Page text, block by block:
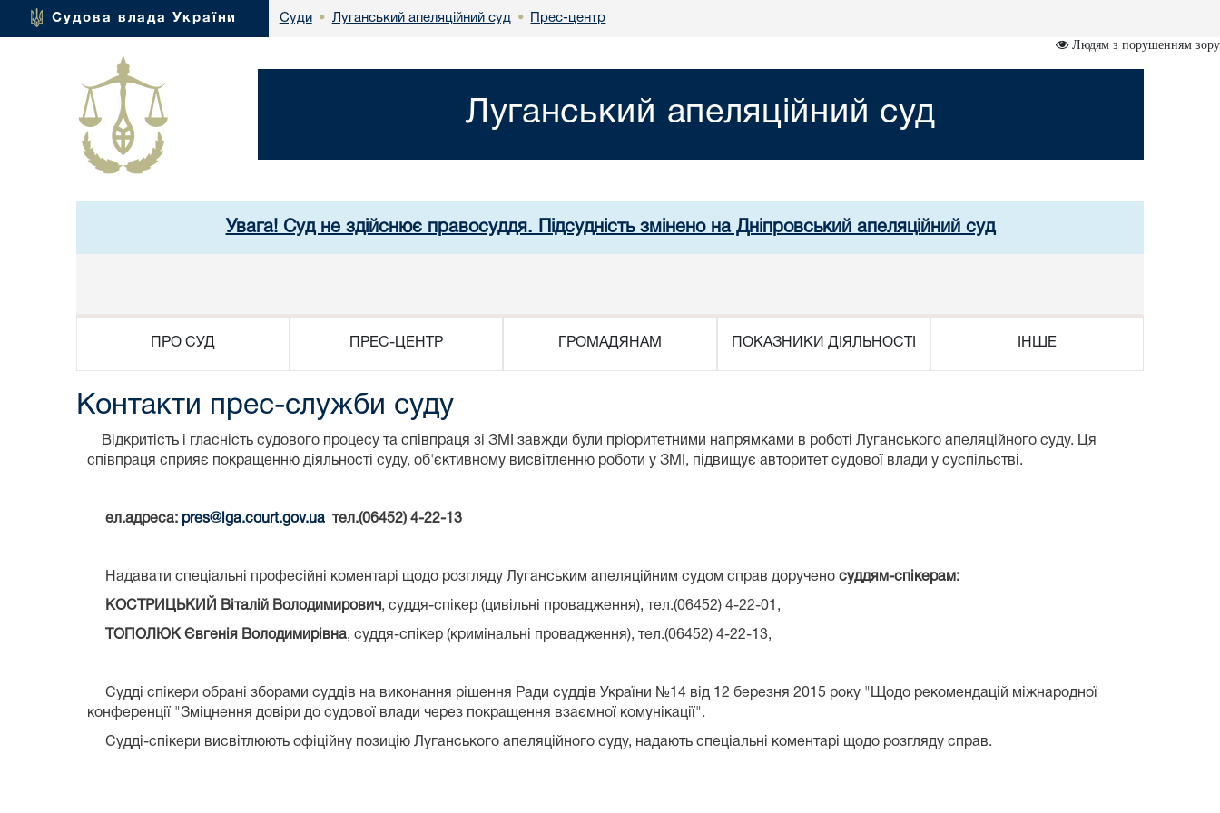
Судова влада України Суди • Луганський апеляційний суд • Прес-центр
Людям з порушенням зору
Луганський апеляційний суд
Увага! Суд не здійснює правосуддя. Підсудність змінено на Дніпровський апеляційний суд
ПРО СУД ПРЕС-ЦЕНТР ГРОМАДЯНАМ ПОКАЗНИКИ ДІЯЛЬНОСТІ ІНШЕ
Контакти прес-служби суду
Відкритість і гласність судового процесу та співпраця зі ЗМІ завжди були пріоритетними напрямками в роботі Луганського апеляційного суду. Ця
співпраця сприяє покращенню діяльності суду, об'єктивному висвітленню роботи у ЗМІ, підвищує авторитет судової влади у суспільстві.
ел.адреса: pres@lga.court.gov.ua тел.(06452) 4-22-13
Надавати спеціальні професійні коментарі щодо розгляду Луганським апеляційним судом справ доручено суддям-спікерам:
КОСТРИЦЬКИЙ Віталій Володимирович, суддя-спікер (цивільні провадження), тел.(06452) 4-22-01,
ТОПОЛЮК Євгенія Володимирівна, суддя-спікер (кримінальні провадження), тел.(06452) 4-22-13,
Судді спікери обрані зборами суддів на виконання рішення Ради суддів України №14 від 12 березня 2015 року "Щодо рекомендацій міжнародної
конференції "Зміцнення довіри до судової влади через покращення взаємної комунікації".
Судді-спікери висвітлюють офіційну позицію Луганського апеляційного суду, надають спеціальні коментарі щодо розгляду справ.